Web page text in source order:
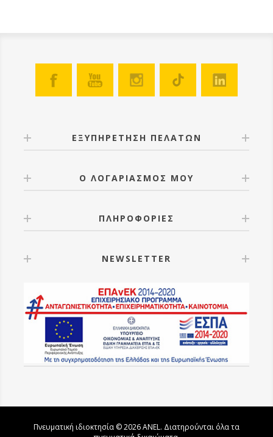
ΕΞΥΠΗΡΕΤΗΣΗ ΠΕΛΑΤΩΝ
Ο ΛΟΓΑΡΙΑΣΜΟΣ ΜΟΥ
ΠΛΗΡΟΦΟΡΙΕΣ
NEWSLETTER
Πνευματική ιδιοκτησία © 2026 ANEL. Διατηρούνται όλα τα